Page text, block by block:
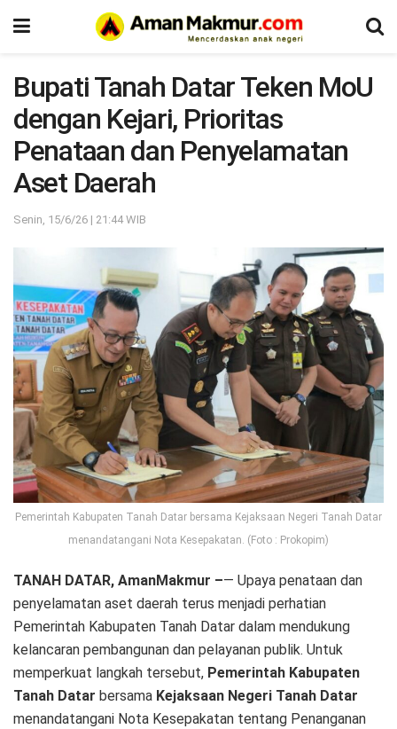
Bupati Tanah Datar Teken MoU
dengan Kejari, Prioritas
Penataan dan Penyelamatan
Aset Daerah
Senin, 15/6/26 | 21:44 WIB
Pemerintah Kabupaten Tanah Datar bersama Kejaksaan Negeri Tanah Datar
menandatangani Nota Kesepakatan. (Foto : Prokopim)
TANAH DATAR, AmanMakmur –— Upaya penataan dan
penyelamatan aset daerah terus menjadi perhatian
Pemerintah Kabupaten Tanah Datar dalam mendukung
kelancaran pembangunan dan pelayanan publik. Untuk
memperkuat langkah tersebut, Pemerintah Kabupaten
Tanah Datar bersama Kejaksaan Negeri Tanah Datar
menandatangani Nota Kesepakatan tentang Penanganan